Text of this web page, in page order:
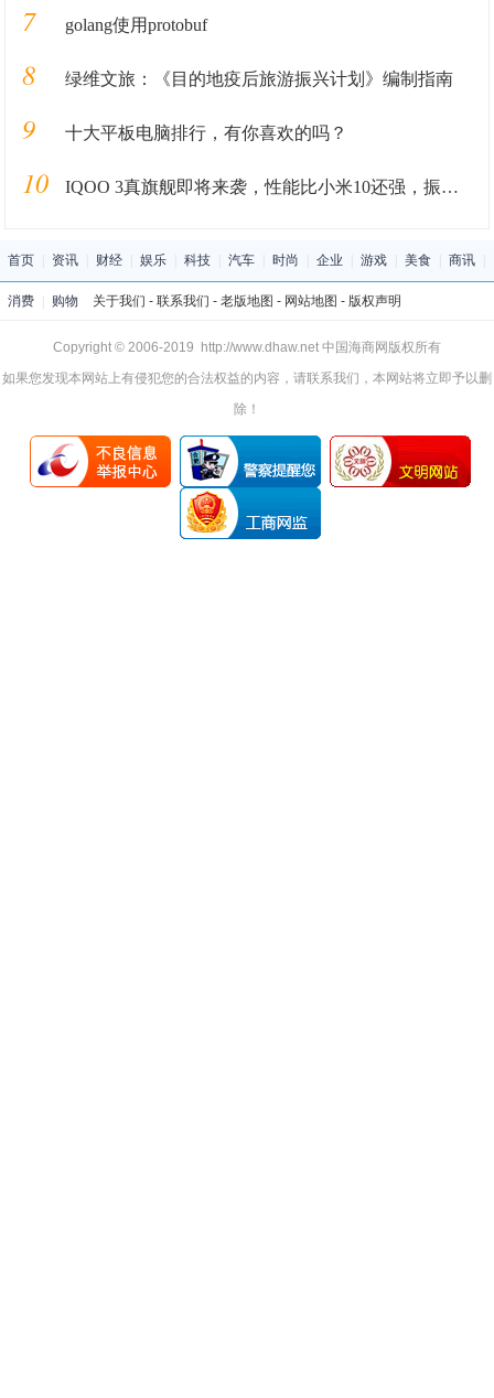
7 golang使用protobuf
8 绿维文旅：《目的地疫后旅游振兴计划》编制指南
9 十大平板电脑排行，有你喜欢的吗？
10 IQOO 3真旗舰即将来袭，性能比小米10还强，振动马达有大惊喜
首页 资讯 财经 娱乐 科技 汽车 时尚 企业 游戏 美食 商讯
消费 购物 关于我们 - 联系我们 - 老版地图 - 网站地图 - 版权声明
Copyright © 2006-2019 http://www.dhaw.net 中国海商网版权所有
如果您发现本网站上有侵犯您的合法权益的内容，请联系我们，本网站将立即予以删
除！